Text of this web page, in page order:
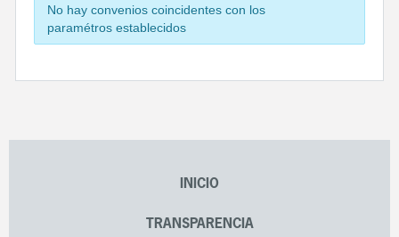
No hay convenios coincidentes con los
paramétros establecidos
INICIO
TRANSPARENCIA